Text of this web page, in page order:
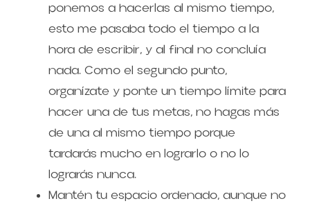
ponemos a hacerlas al mismo tiempo,
esto me pasaba todo el tiempo a la
hora de escribir, y al final no concluía
nada. Como el segundo punto,
organízate y ponte un tiempo límite para
hacer una de tus metas, no hagas más
de una al mismo tiempo porque
tardarás mucho en lograrlo o no lo
lograrás nunca.
Mantén tu espacio ordenado, aunque no